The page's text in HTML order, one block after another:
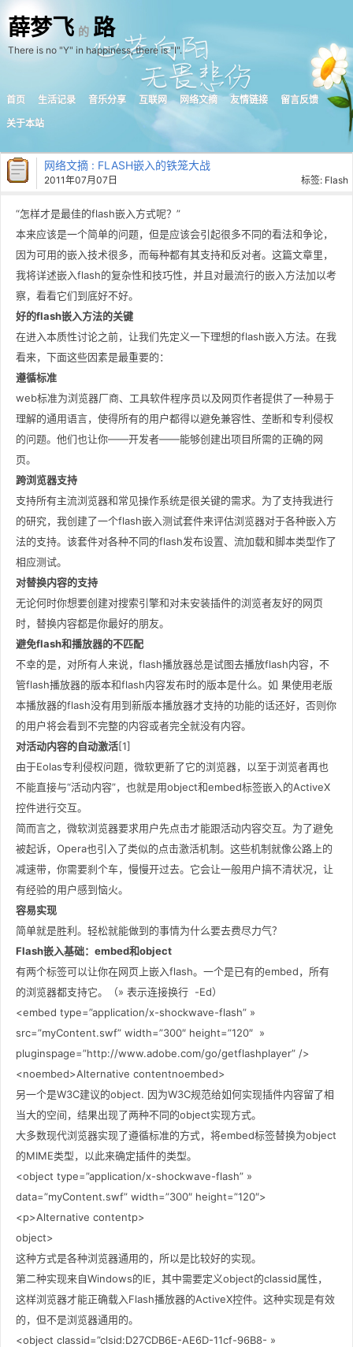
薛梦飞 的 路
There is no "Y" in happiness, there is "I".
首页 生活记录 音乐分享 互联网 网络文摘 友情链接
留言反馈
关于本站
网络文摘 : FLASH嵌入的铁笼大战
2011年07月07日 标签: Flash
“怎样才是最佳的flash嵌入方式呢？”
本来应该是一个简单的问题，但是应该会引起很多不同的看法和争论，
因为可用的嵌入技术很多，而每种都有其支持和反对者。这篇文章里，
我将详述嵌入flash的复杂性和技巧性，并且对最流行的嵌入方法加以考
察，看看它们到底好不好。
好的flash嵌入方法的关键
在进入本质性讨论之前，让我们先定义一下理想的flash嵌入方法。在我
看来，下面这些因素是最重要的：
遵循标准
web标准为浏览器厂商、工具软件程序员以及网页作者提供了一种易于
理解的通用语言，使得所有的用户都得以避免兼容性、垄断和专利侵权
的问题。他们也让你——开发者——能够创建出项目所需的正确的网
页。
跨浏览器支持
支持所有主流浏览器和常见操作系统是很关键的需求。为了支持我进行
的研究，我创建了一个flash嵌入测试套件来评估浏览器对于各种嵌入方
法的支持。该套件对各种不同的flash发布设置、流加载和脚本类型作了
相应测试。
对替换内容的支持
无论何时你想要创建对搜索引擎和对未安装插件的浏览者友好的网页
时，替换内容都是你最好的朋友。
避免flash和播放器的不匹配
不幸的是，对所有人来说，flash播放器总是试图去播放flash内容，不
管flash播放器的版本和flash内容发布时的版本是什么。如 果使用老版
本播放器的flash没有用到新版本播放器才支持的功能的话还好，否则你
的用户将会看到不完整的内容或者完全就没有内容。
对活动内容的自动激活[1]
由于Eolas专利侵权问题，微软更新了它的浏览器，以至于浏览者再也
不能直接与“活动内容”，也就是用object和embed标签嵌入的ActiveX
控件进行交互。
简而言之，微软浏览器要求用户先点击才能跟活动内容交互。为了避免
被起诉，Opera也引入了类似的点击激活机制。这些机制就像公路上的
减速带，你需要刹个车，慢慢开过去。它会让一般用户搞不清状况，让
有经验的用户感到恼火。
容易实现
简单就是胜利。轻松就能做到的事情为什么要去费尽力气？
Flash嵌入基础：embed和object
有两个标签可以让你在网页上嵌入flash。一个是已有的embed，所有
的浏览器都支持它。（» 表示连接换行 -Ed）
<embed type=”application/x-shockwave-flash” »
src=”myContent.swf” width=”300″ height=”120″ »
pluginspage=”http://www.adobe.com/go/getflashplayer” />
<noembed>Alternative contentnoembed>
另一个是W3C建议的object. 因为W3C规范给如何实现插件内容留了相
当大的空间，结果出现了两种不同的object实现方式。
大多数现代浏览器实现了遵循标准的方式，将embed标签替换为object
的MIME类型，以此来确定插件的类型。
<object type=”application/x-shockwave-flash” »
data=”myContent.swf” width=”300″ height=”120″>
<p>Alternative contentp>
object>
这种方式是各种浏览器通用的，所以是比较好的实现。
第二种实现来自Windows的IE，其中需要定义object的classid属性，
这样浏览器才能正确载入Flash播放器的ActiveX控件。这种实现是有效
的，但不是浏览器通用的。
<object classid=”clsid:D27CDB6E-AE6D-11cf-96B8- »